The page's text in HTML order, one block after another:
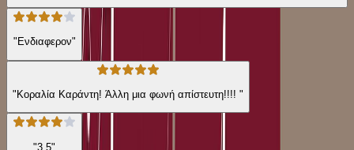
"Ενδιαφερον"
"Κοραλία Καράντη! Άλλη μια φωνή απίστευτη!!!! "
"3,5"